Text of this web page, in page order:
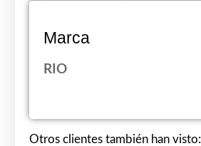
Marca
RIO
Otros clientes también han visto: